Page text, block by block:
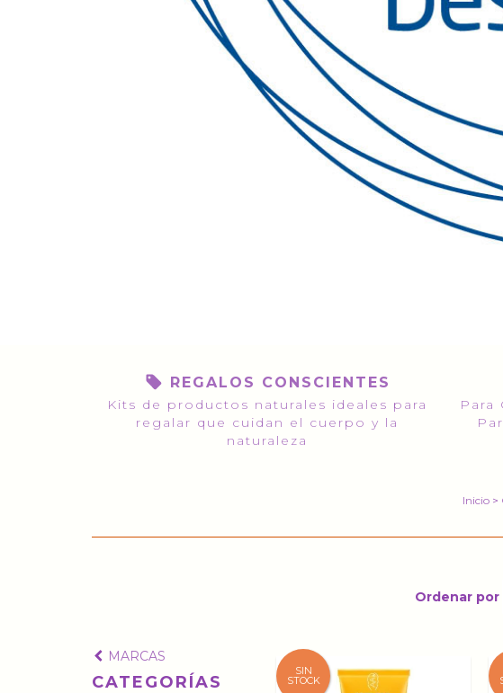
REGALOS CONSCIENTES
Kits de productos naturales ideales para
regalar que cuidan el cuerpo y la
naturaleza
Para
Inicio >
Ordenar por
MARCAS
CATEGORÍAS
SIN
STOCK